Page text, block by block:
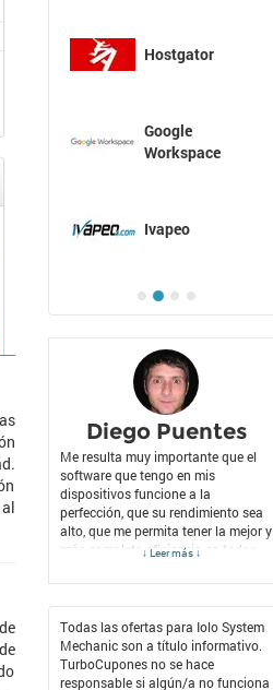
Hostgator
Google
Workspace
Ivapeo
Diego Puentes
Me resulta muy importante que el
software que tengo en mis
dispositivos funcione a la
perfección, que su rendimiento sea
alto, que me permita tener la mejor y
más completa eficiencia en todas
cabo como ingeniero de sistemas.
Es un asunto que representa
prácticamente el buen o mal
funcionamiento de mi trabajo, para
que podamos disfrutar plenamente
de todo lo que nos ofrece el
↓ Leer más ↓
Todas las ofertas para Iolo System
Mechanic son a título informativo.
TurboCupones no se hace
responsable si algún/a no funciona